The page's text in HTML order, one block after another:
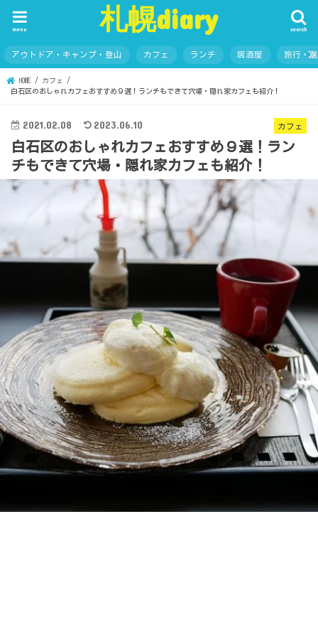
札幌diary search
menu
アウトドア・キャンプ・登山 カフェ ランチ 居酒屋 旅行・
HOME
カフェ
白石区のおしゃれカフェおすすめ９選！ランチもできて穴場・隠れ家カフェも紹介！
カフェ
2021.02.08 2023.06.10
白石区のおしゃれカフェおすすめ９選！ラン
チもできて穴場・隠れ家カフェも紹介！